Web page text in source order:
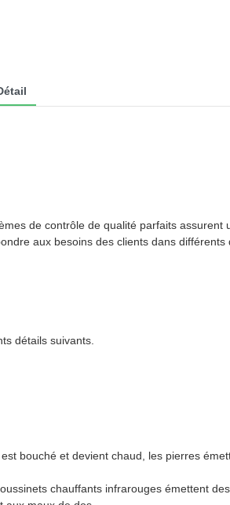
de contrôle de qualité parfaits
aux besoins des clients dans
détails suivants.
est bouché et devient chaud, les pierres
chauffants infrarouges émettent